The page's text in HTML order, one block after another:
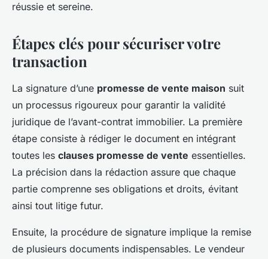
réussie et sereine.
Étapes clés pour sécuriser votre
transaction
La signature d’une promesse de vente maison suit
un processus rigoureux pour garantir la validité
juridique de l’avant-contrat immobilier. La première
étape consiste à rédiger le document en intégrant
toutes les clauses promesse de vente essentielles.
La précision dans la rédaction assure que chaque
partie comprenne ses obligations et droits, évitant
ainsi tout litige futur.
Ensuite, la procédure de signature implique la remise
de plusieurs documents indispensables. Le vendeur